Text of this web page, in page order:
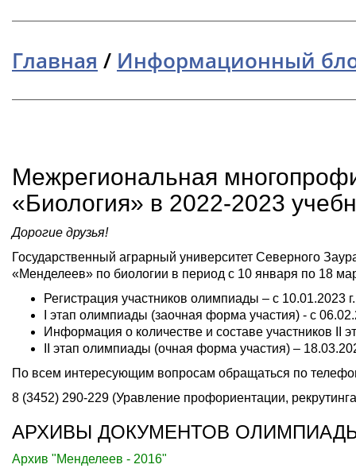
Главная / Информационный
Межрегиональная
«Биология» в 2022-2023
Дорогие друзья!
Государственный аграрный университет Северного
«Менделеев» по биологии в период с 10 января по 18
Регистрация участников олимпиады – с 10.01.2023
I этап олимпиады (заочная форма участия) - с
Информация о количестве и составе участников II
II этап олимпиады (очная форма участия) –
По всем интересующим вопросам обращаться по
8 (3452) 290-229 (Уравление профориентации,
АРХИВЫ ДОКУМЕНТОВ
Архив "Менделеев - 2016"